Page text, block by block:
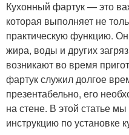
Кухонный фартук — это
которая выполняет не
практическую функцию.
жира, воды и других
возникают во время
фартук служил долгое
презентабельно, его
на стене. В этой статье
инструкцию по установке